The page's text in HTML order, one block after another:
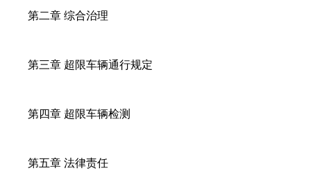
第二章 综合治理
第三章 超限车辆通行规定
第四章 超限车辆检测
第五章 法律责任